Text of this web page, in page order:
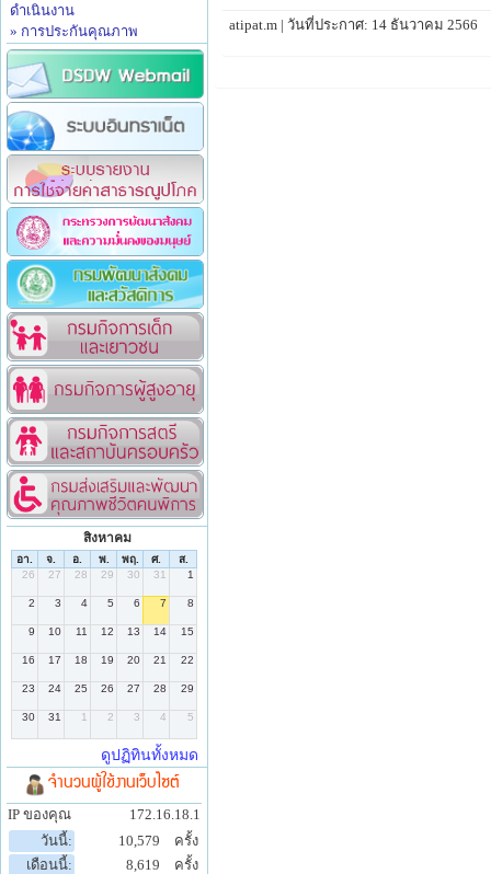
ดำเนินงาน
» การประกันคุณภาพ
สิงหาคม
จำนวนผู้ใช้งานเว็บไซต์
IP ของคุณ
172.16.18.1
วันนี้:
10,579
ครั้ง
เดือนนี้:
8,619
ครั้ง
atipat.m | วันที่ประกาศ: 14 ธันวาคม 2566